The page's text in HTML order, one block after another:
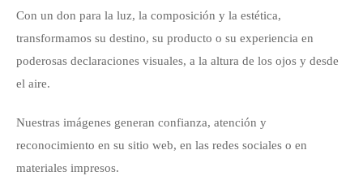
Con un don para la luz, la composición y la estética,
transformamos su destino, su producto o su experiencia en
poderosas declaraciones visuales, a la altura de los ojos y desde
el aire.
Nuestras imágenes generan confianza, atención y
reconocimiento en su sitio web, en las redes sociales o en
materiales impresos.